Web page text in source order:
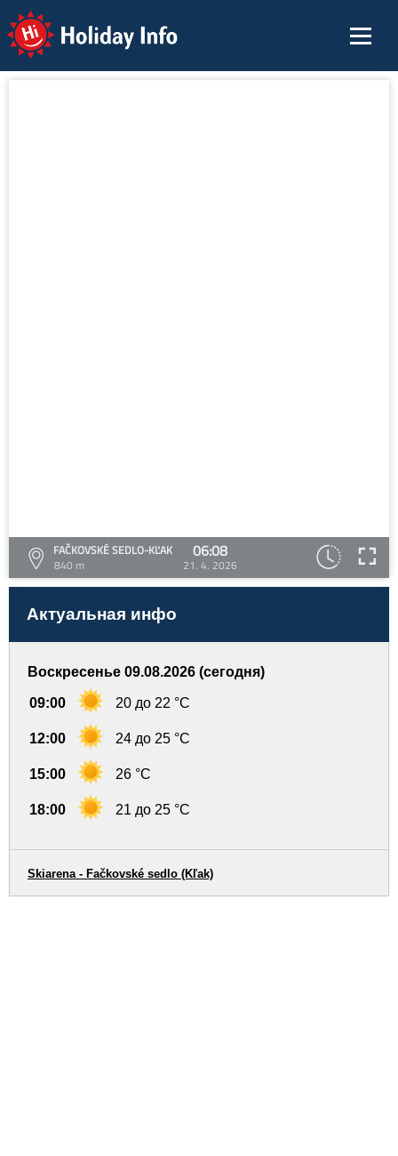
Holiday Info
FAČKOVSKÉ SEDLO-KĽAK
840 m
06:08
21. 4. 2026
Актуальная инфо
Воскресенье 09.08.2026 (сегодня)
09:00 20 до 22 °C
12:00 24 до 25 °C
15:00 26 °C
18:00 21 до 25 °C
Skiarena - Fačkovské sedlo (Kľak)